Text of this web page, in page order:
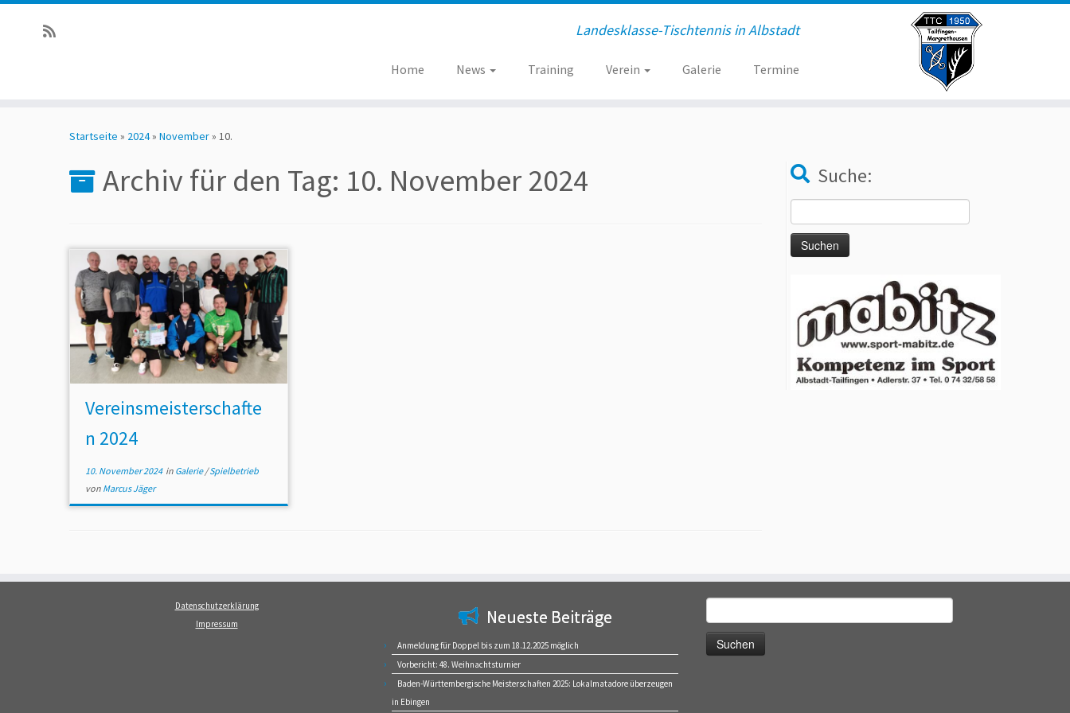
Zum
Landesklasse-Tischtennis in Albstadt
Home News Training Verein Galerie Termine
Startseite » 2024» November» 10.
Archiv für den Tag: 10. November 2024
Vereinsmeisterschafte
n 2024
10. November 2024in Galerie/Spielbetrieb
von Marcus Jäger
Suche:
nach:
Datenschutzerklärung
Impressum
Neueste Beiträge
Anmeldung für Doppel bis zum 18.12.2025 möglich
Vorbericht: 48. Weihnachtsturnier
Baden-Württembergische Meisterschaften 2025: Lokalmatadore überzeugen
in Ebingen
nach: